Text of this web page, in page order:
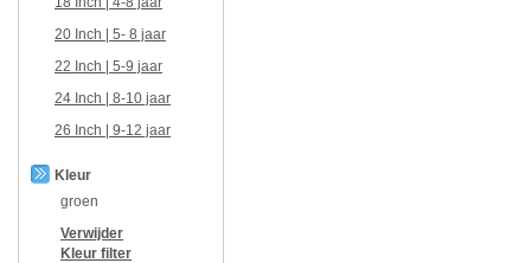
20 Inch | 5- 8 jaar
22 Inch | 5-9 jaar
24 Inch | 8-10 jaar
26 Inch | 9-12 jaar
Kleur
groen
Verwijder
Kleur filter